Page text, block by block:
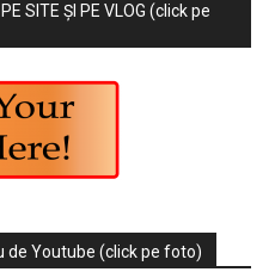
SITE ȘI PE VLOG (click pe
de Youtube (click pe foto)